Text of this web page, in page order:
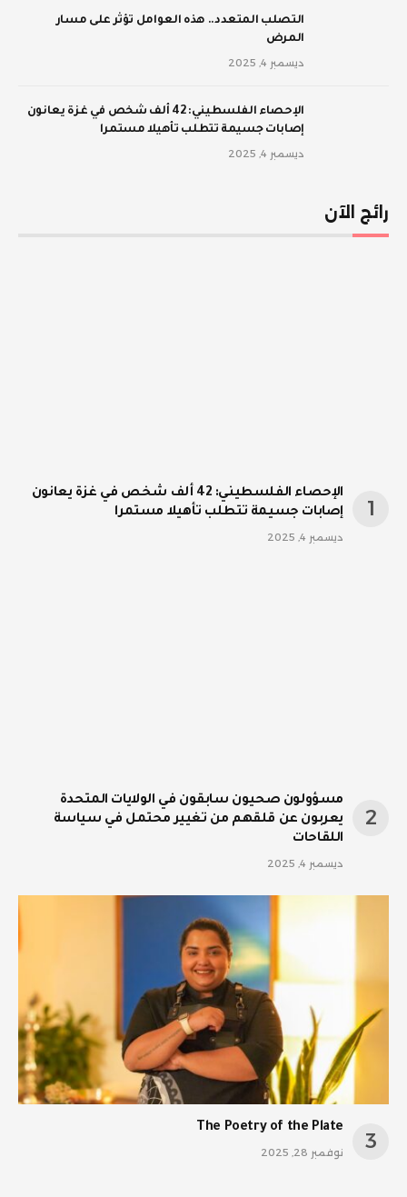
‫التصلب المتعدد.. هذه العوامل تؤثر على مسار
المرض
ديسمبر 4, 2025
الإحصاء الفلسطيني: 42 ألف شخص في غزة يعانون
إصابات جسيمة تتطلب تأهيلا مستمرا
ديسمبر 4, 2025
رائج الآن
الإحصاء الفلسطيني: 42 ألف شخص في غزة يعانون
إصابات جسيمة تتطلب تأهيلا مستمرا
ديسمبر 4, 2025
مسؤولون صحيون سابقون في الولايات المتحدة
يعربون عن قلقهم من تغيير محتمل في سياسة
اللقاحات
ديسمبر 4, 2025
The Poetry of the Plate
نوفمبر 28, 2025